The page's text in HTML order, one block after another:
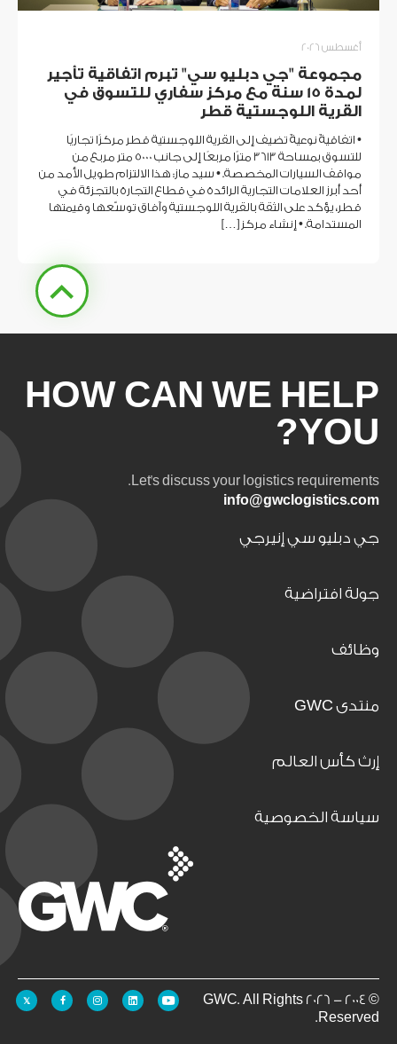
أغسطس 2026
مجموعة "جي دبليو سي" تبرم اتفاقية تأجير
لمدة 15 سنة مع مركز سفاري للتسوق في
القرية اللوجستية قطر
• اتفاقيةٌ نوعيةٌ تضيف إلى القرية اللوجستية قطر مركزًا تجاريًا
للتسوق بمساحة 3613 مترًا مربعًا إلى جانب 5000 متر مربع من
مواقف السيارات المخصصة. • سيد ماز: هذا الالتزام طويل الأمد من
أحد أبرز العلامات التجارية الرائدة في قطاع التجارة بالتجزئة في
قطر، يؤكد على الثقة بالقرية اللوجستية وآفاق توسّعها وقيمتها
المستدامة. • إنشاء مركز […]
HOW CAN WE HELP
YOU?
Let's discuss your logistics requirements.
info@gwclogistics.com
جي دبليو سي إنيرجي
جولة افتراضية
وظائف
منتدى GWC
إرث كأس العالم
سياسة الخصوصية
© 2004 - 2026 GWC. All Rights
Reserved.